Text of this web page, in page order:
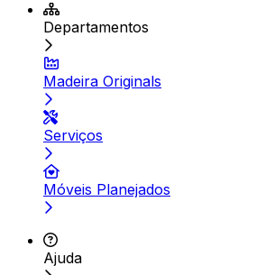
Departamentos
Madeira Originals
Serviços
Móveis Planejados
Ajuda